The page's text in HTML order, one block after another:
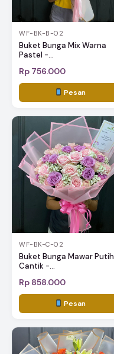
WF-BK-B-02
Buket Bunga Mix Warna
Pastel -...
Rp 756.000
Pesan
WF-BK-C-02
Buket Bunga Mawar Putih
Cantik -...
Rp 858.000
Pesan